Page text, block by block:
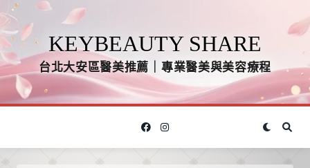
Skip
to
content
KEYBEAUTY SHARE
台北大安區醫美推薦｜專業醫美與美容療程